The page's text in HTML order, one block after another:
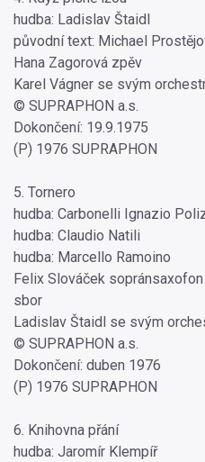
hudba: Ladislav Štaidl
původní text: Michael
Hana Zagorová zpěv
Karel Vágner se svým
© SUPRAPHON a.s.
Dokončení: 19.9.1975
(P) 1976 SUPRAPHON
5. Tornero
hudba: Carbonelli Ignazio
hudba: Claudio Natili
hudba: Marcello Ramoino
Felix Slováček sopránsaxofon
sbor
Ladislav Štaidl se svým
© SUPRAPHON a.s.
Dokončení: duben 1976
(P) 1976 SUPRAPHON
6. Knihovna přání
hudba: Jaromír Klempíř